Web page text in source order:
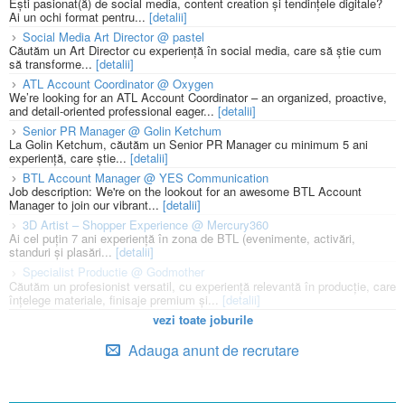
Ai un ochi format pentru... [detalii]
Social Media Art Director @ pastel
Căutăm un Art Director cu experiență în social media, care să știe cum
să transforme... [detalii]
ATL Account Coordinator @ Oxygen
We’re looking for an ATL Account Coordinator – an organized, proactive,
and detail-oriented professional eager... [detalii]
Senior PR Manager @ Golin Ketchum
La Golin Ketchum, căutăm un Senior PR Manager cu minimum 5 ani
experiență, care știe... [detalii]
BTL Account Manager @ YES Communication
Job description: We're on the lookout for an awesome BTL Account
Manager to join our vibrant... [detalii]
3D Artist – Shopper Experience @ Mercury360
Ai cel puțin 7 ani experiență în zona de BTL (evenimente, activări,
standuri și plasări... [detalii]
Specialist Productie @ Godmother
Căutăm un profesionist versatil, cu experiență relevantă în producție, care
înțelege materiale, finisaje premium și... [detalii]
vezi toate joburile
Adauga anunt de recrutare